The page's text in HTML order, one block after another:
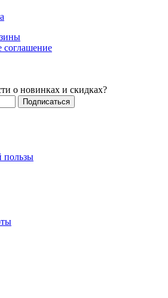
соглашение
о новинках и скидках?
Подписаться
пользы